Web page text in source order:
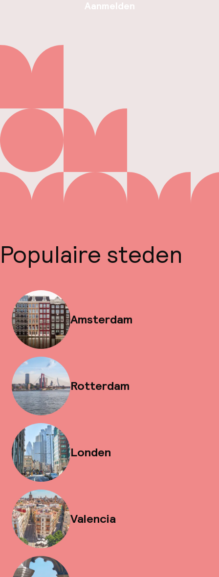
Aanmelden
Populaire steden
Amsterdam
Rotterdam
Londen
Valencia